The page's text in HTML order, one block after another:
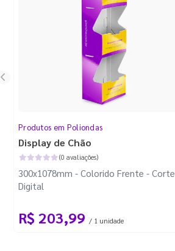
Produtos em Poliondas
Display de Chão
(0 avaliações)
300x1078mm - Colorido Frente - Corte
Digital
R$ 203,99 / 1 unidade